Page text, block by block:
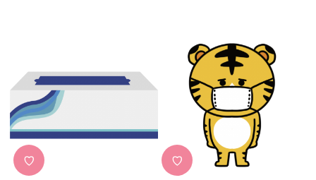
♡ ♡